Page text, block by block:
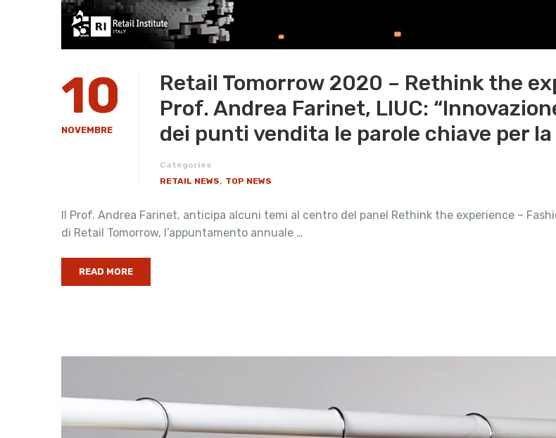
10
NOVEMBRE
Retail Tomorrow 2020 – Rethink the
Prof. Andrea Farinet, LIUC:
dei punti vendita le parole chiave per
Categories
RETAIL NEWS, TOP NEWS
Il Prof. Andrea Farinet, anticipa alcuni temi al centro del panel Rethink the experience –
di Retail Tomorrow, l’appuntamento annuale …
READ MORE